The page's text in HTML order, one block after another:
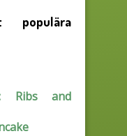
Ribs and